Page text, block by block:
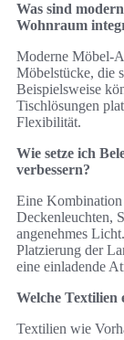
Was sind
Wohnraum
Moderne Möbel-
Möbelstücke, die
Beispielsweise
Tischlösungen
Flexibilität.
Wie setze ich
verbessern?
Eine
Deckenleuchten,
angenehmes
Platzierung der
eine einladende
Welche Textilien
Textilien wie